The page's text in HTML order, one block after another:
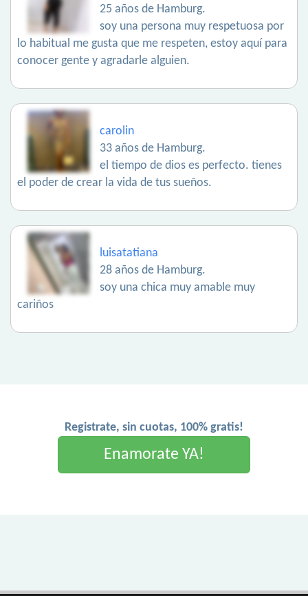
25 años de Hamburg.
soy una persona muy respetuosa por
lo habitual me gusta que me respeten, estoy aquí para
conocer gente y agradarle alguien.
carolin
33 años de Hamburg.
el tiempo de dios es perfecto. tienes
el poder de crear la vida de tus sueños.
luisatatiana
28 años de Hamburg.
soy una chica muy amable muy
cariños
Registrate, sin cuotas, 100% gratis!
Enamorate YA!